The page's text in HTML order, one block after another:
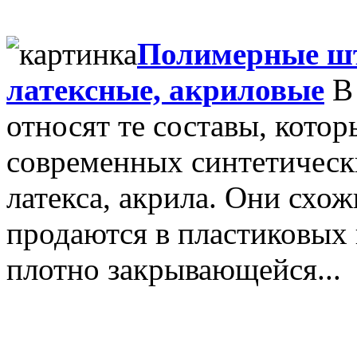
Полимерные
латексные, акриловые В
относят те составы,
современных
латекса, акрила. Они
продаются в
плотно закрывающейся...